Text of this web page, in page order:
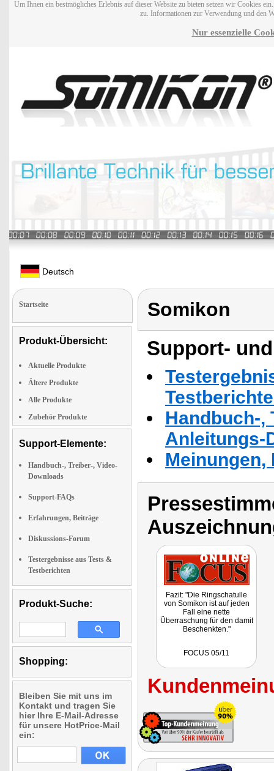
Um Ihnen ein bestmögliches Erlebnis auf dieser Website zu bieten setzen wir Cookies
zu. Informationen zur Verwendung und den
Nur essenzielle
Deutsch
Startseite
Produkt-Übersicht:
Aktuelle Produkte
Ältere Produkte
Alle Produkte
Zubehör Produkte
Support-Elemente:
Handbuch-, Treiber-, Video-
Downloads
Support-FAQs
Erfahrungen, Beiträge
Diskussions-Forum
Testergebnisse aus Tests &
Testberichten
Produkt-Suche:
Shopping:
Bleiben Sie mit uns im
Kontakt und tragen Sie
hier Ihre E-Mail-Adresse
für unsere HotPrice-Mail
ein:
Somikon
Support-
Handbuch-,
Anleitungs-
Fazit: "Die Ringschatulle
von Somikon ist auf jeden
Fall eine nette
Überraschung für den damit
Beschenkten."
FOCUS 05/11